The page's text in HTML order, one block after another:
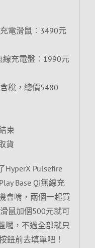
電滑鼠︰3490元
線充電盤︰1990元
稅，總價5480
束
貨
HyperX Pulsefire
Base Qi無線充
會唷，兩個一起買
鼠加個500元就可
囉，不過全部就只
鈕前去填單吧！